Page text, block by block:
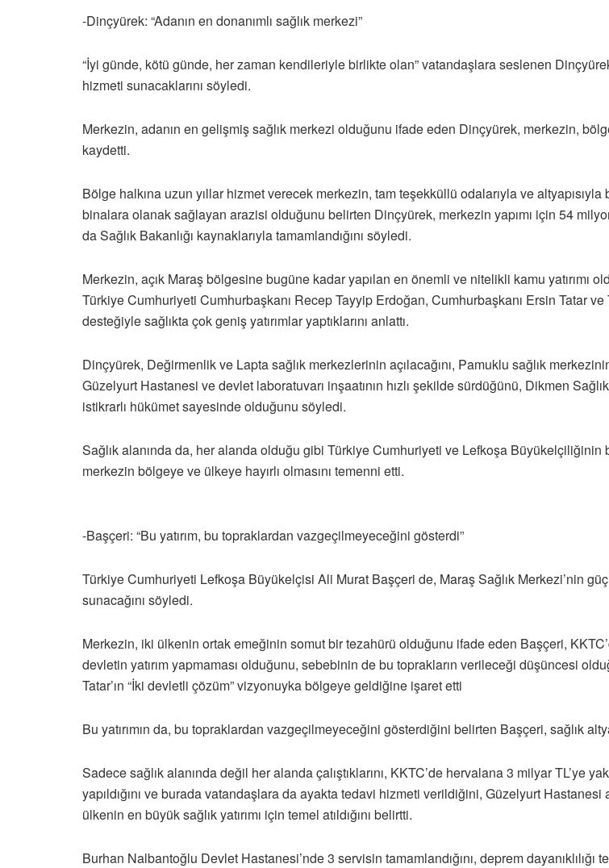
-Dinçyürek: “Adanın en donanımlı sağlık merkezi”
“İyi günde, kötü günde, her zaman kendileriyle birlikte olan” vatandaşlara seslenen
hizmeti sunacaklarını söyledi.
Merkezin, adanın en gelişmiş sağlık merkezi olduğunu ifade eden Dinçyürek, merkezin,
kaydetti.
Bölge halkına uzun yıllar hizmet verecek merkezin, tam teşekküllü odalarıyla ve
binalara olanak sağlayan arazisi olduğunu belirten Dinçyürek, merkezin yapımı için 54
da Sağlık Bakanlığı kaynaklarıyla tamamlandığını söyledi.
Merkezin, açık Maraş bölgesine bugüne kadar yapılan en önemli ve nitelikli kamu
Türkiye Cumhuriyeti Cumhurbaşkanı Recep Tayyip Erdoğan, Cumhurbaşkanı Ersin Tatar ve
desteğiyle sağlıkta çok geniş yatırımlar yaptıklarını anlattı.
Dinçyürek, Değirmenlik ve Lapta sağlık merkezlerinin açılacağını, Pamuklu sağlık
Güzelyurt Hastanesi ve devlet laboratuvarı inşaatının hızlı şekilde sürdüğünü, Dikmen
istikrarlı hükümet sayesinde olduğunu söyledi.
Sağlık alanında da, her alanda olduğu gibi Türkiye Cumhuriyeti ve Lefkoşa
merkezin bölgeye ve ülkeye hayırlı olmasını temenni etti.
-Başçeri: “Bu yatırım, bu topraklardan vazgeçilmeyeceğini gösterdi”
Türkiye Cumhuriyeti Lefkoşa Büyükelçisi Ali Murat Başçeri de, Maraş Sağlık Merkezi’nin
sunacağını söyledi.
Merkezin, iki ülkenin ortak emeğinin somut bir tezahürü olduğunu ifade eden Başçeri,
devletin yatırım yapmaması olduğunu, sebebinin de bu toprakların verileceği düşüncesi
Tatar’ın “İki devletli çözüm” vizyonuyka bölgeye geldiğine işaret etti
Bu yatırımın da, bu topraklardan vazgeçilmeyeceğini gösterdiğini belirten Başçeri, sağlık
Sadece sağlık alanında değil her alanda çalıştıklarını, KKTC’de hervalana 3 milyar TL’ye
yapıldığını ve burada vatandaşlara da ayakta tedavi hizmeti verildiğini, Güzelyurt Hastanesi
ülkenin en büyük sağlık yatırımı için temel atıldığını belirtti.
Burhan Nalbantoğlu Devlet Hastanesi’nde 3 servisin tamamlandığını, deprem dayanıklılığı